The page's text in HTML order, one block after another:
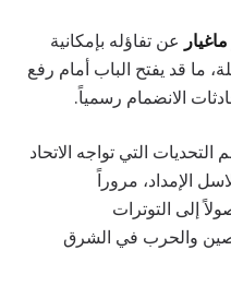
عن تفاؤله بإمكانية
ما قد يفتح الباب أمام رفع
الانضمام رسمياً.
التي تواجه الاتحاد
الإمداد، مروراً
إلى التوترات
والحرب في الشرق